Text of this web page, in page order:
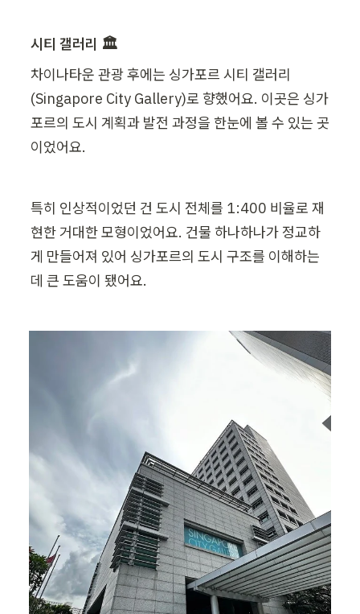
시티 갤러리 🏛️
차이나타운 관광 후에는 싱가포르 시티 갤러리
(Singapore City Gallery)로 향했어요. 이곳은 싱가
포르의 도시 계획과 발전 과정을 한눈에 볼 수 있는 곳
이었어요.
특히 인상적이었던 건 도시 전체를 1:400 비율로 재
현한 거대한 모형이었어요. 건물 하나하나가 정교하
게 만들어져 있어 싱가포르의 도시 구조를 이해하는
데 큰 도움이 됐어요.